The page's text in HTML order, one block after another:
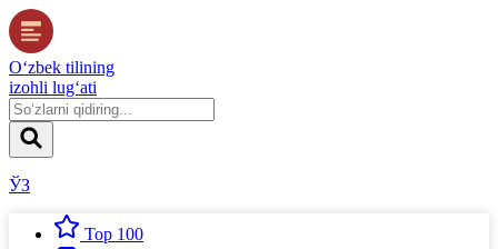
O‘zbek tilining
izohli lug‘ati
ЎЗ
Top 100